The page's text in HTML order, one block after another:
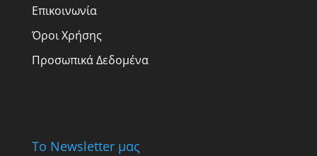
Επικοινωνία
Όροι Χρήσης
Προσωπικά Δεδομένα
Το Newsletter μας